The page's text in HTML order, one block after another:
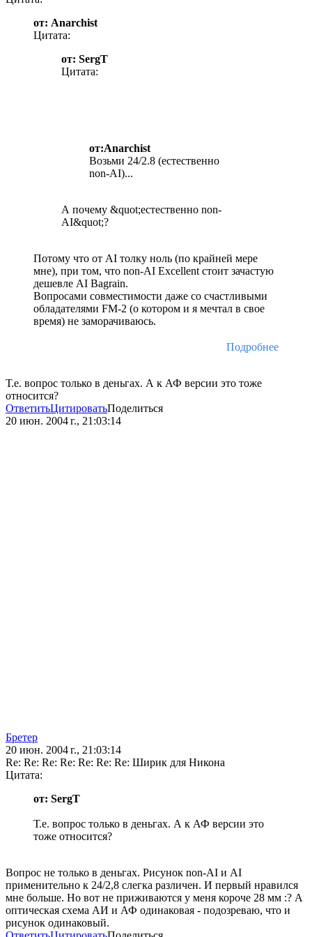
от: Anarchist
Цитата:
от: SergT
Цитата:
от:Anarchist
Возьми 24/2.8 (естественно
non-AI)...
А почему &quot;естественно non-
AI&quot;?
Потому что от AI толку ноль (по крайней мере
мне), при том, что non-AI Excellent стоит зачастую
дешевле AI Bagrain.
Вопросами совместимости даже со счастливыми
обладателями FM-2 (о котором и я мечтал в свое
время) не заморачиваюсь.
Подробнее
Т.е. вопрос только в деньгах. А к АФ версии это тоже
относится?
ОтветитьЦитироватьПоделиться
20 июн. 2004 г., 21:03:14
Бретер
20 июн. 2004 г., 21:03:14
Re: Re: Re: Re: Re: Re: Re: Ширик для Никона
Цитата:
от: SergT
Т.е. вопрос только в деньгах. А к АФ версии это
тоже относится?
Вопрос не только в деньгах. Рисунок non-AI и AI
применительно к 24/2,8 слегка различен. И первый нравился
мне больше. Но вот не приживаются у меня короче 28 мм :? А
оптическая схема АИ и АФ одинаковая - подозреваю, что и
рисунок одинаковый.